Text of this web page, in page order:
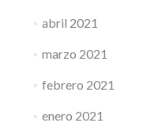
abril 2021
marzo 2021
febrero 2021
enero 2021